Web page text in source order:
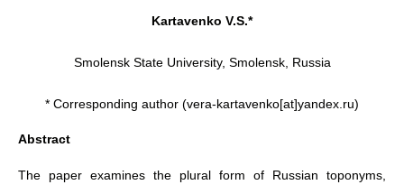
Kartavenko V.S.*
Smolensk State University, Smolensk, Russia
* Corresponding author (vera-kartavenko[at]yandex.ru)
Abstract
The paper examines the plural form of Russian toponyms,